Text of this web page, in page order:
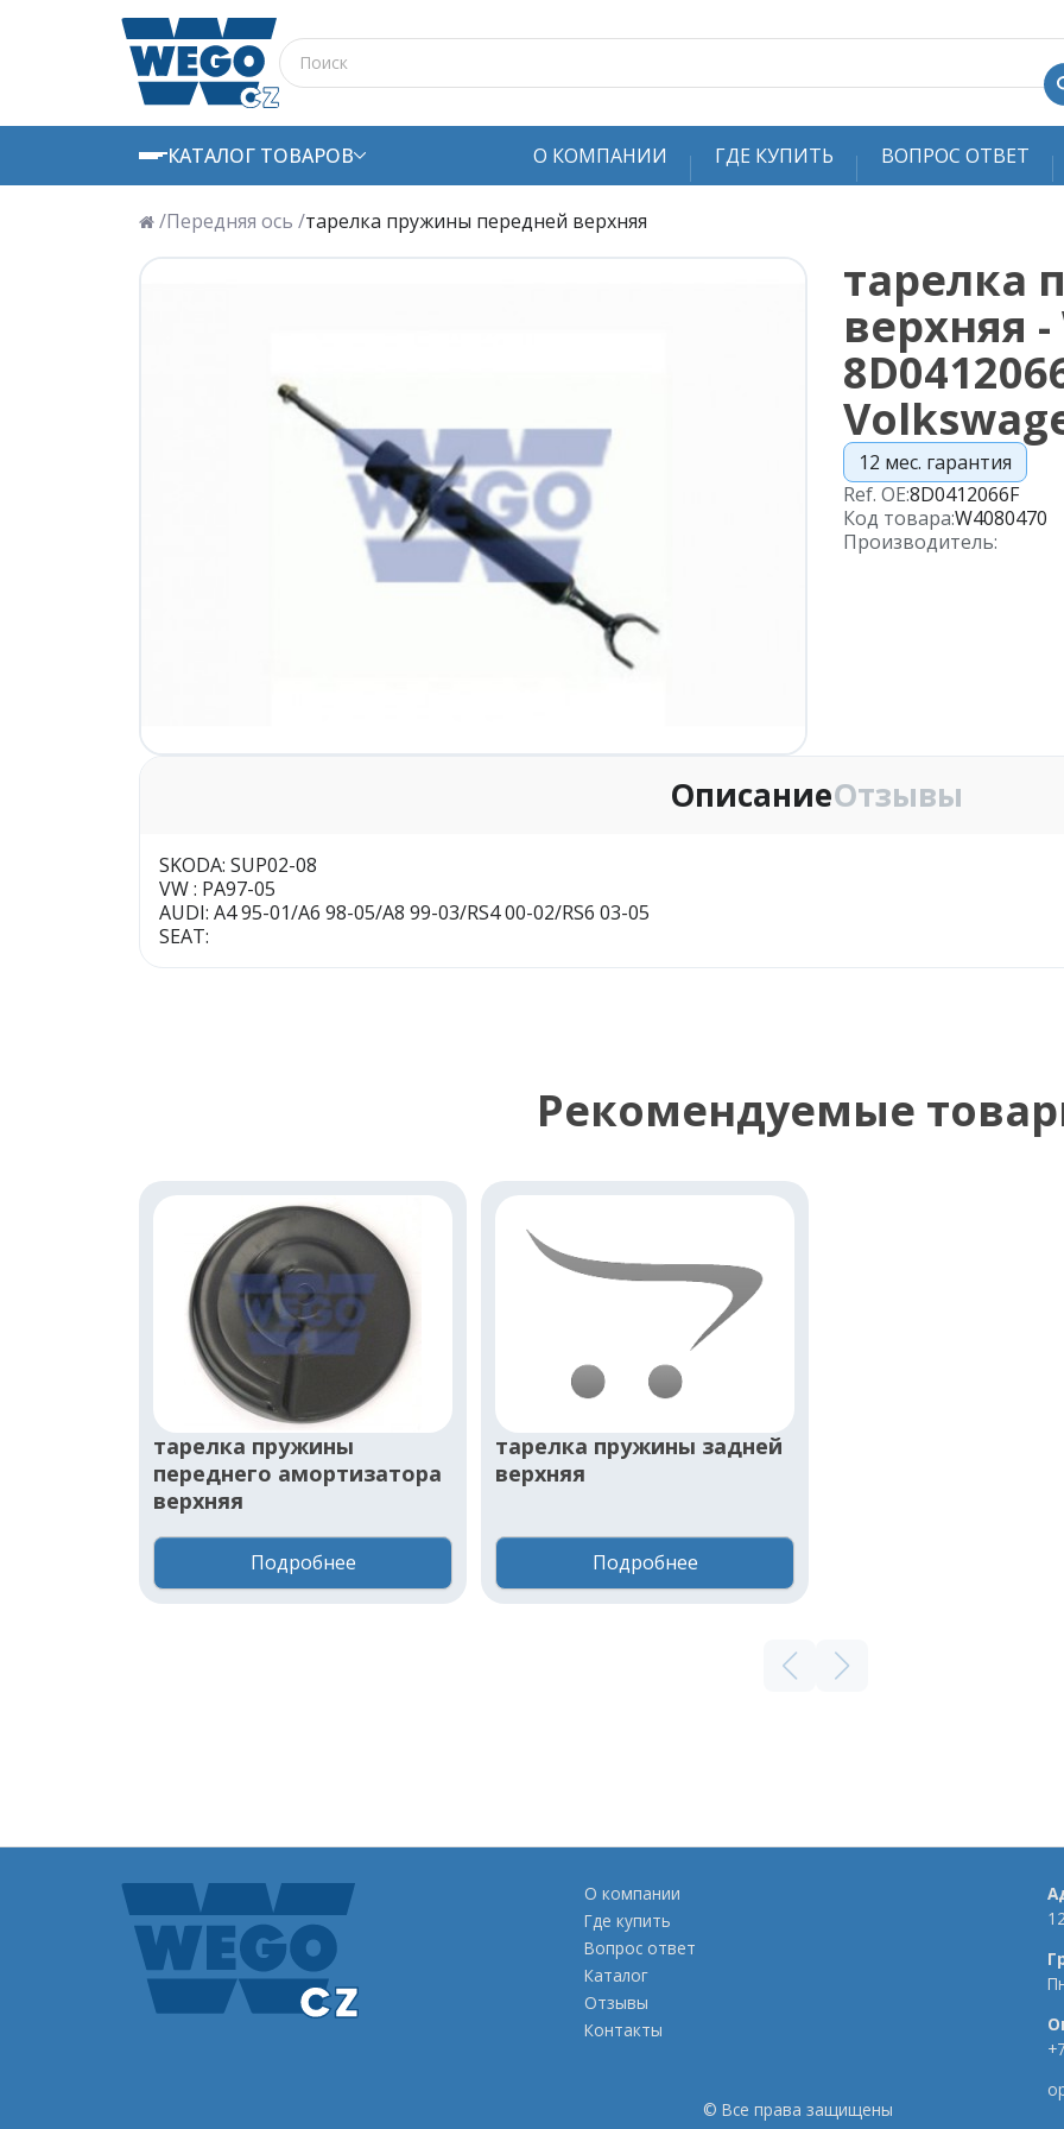
КАТАЛОГ ТОВАРОВ О КОМПАНИИ ГДЕ КУПИТЬ ВОПРОС ОТВЕТ
/Передняя ось /тарелка пружины передней верхняя
тарелка
верхняя -
12 мес. гарантия
Ref. OE:8D0412066F
Код товара:W4080470
Производитель:
ОписаниеОтзывы
SKODA: SUP02-08
VW : PA97-05
AUDI: A4 95-01/A6 98-05/A8 99-03/RS4 00-02/RS6 03-05
SEAT:
Рекомендуемые
тарелка пружины
переднего амортизатора
верхняя
Подробнее
тарелка пружины задней
верхняя
Подробнее
О компании
Где купить
Вопрос ответ
Каталог
Отзывы
Контакты
© Все права защищены